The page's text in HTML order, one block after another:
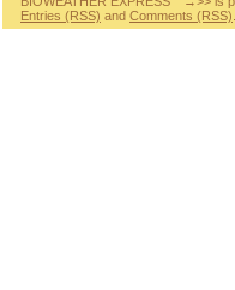
Entries (RSS) and Comments (RSS)